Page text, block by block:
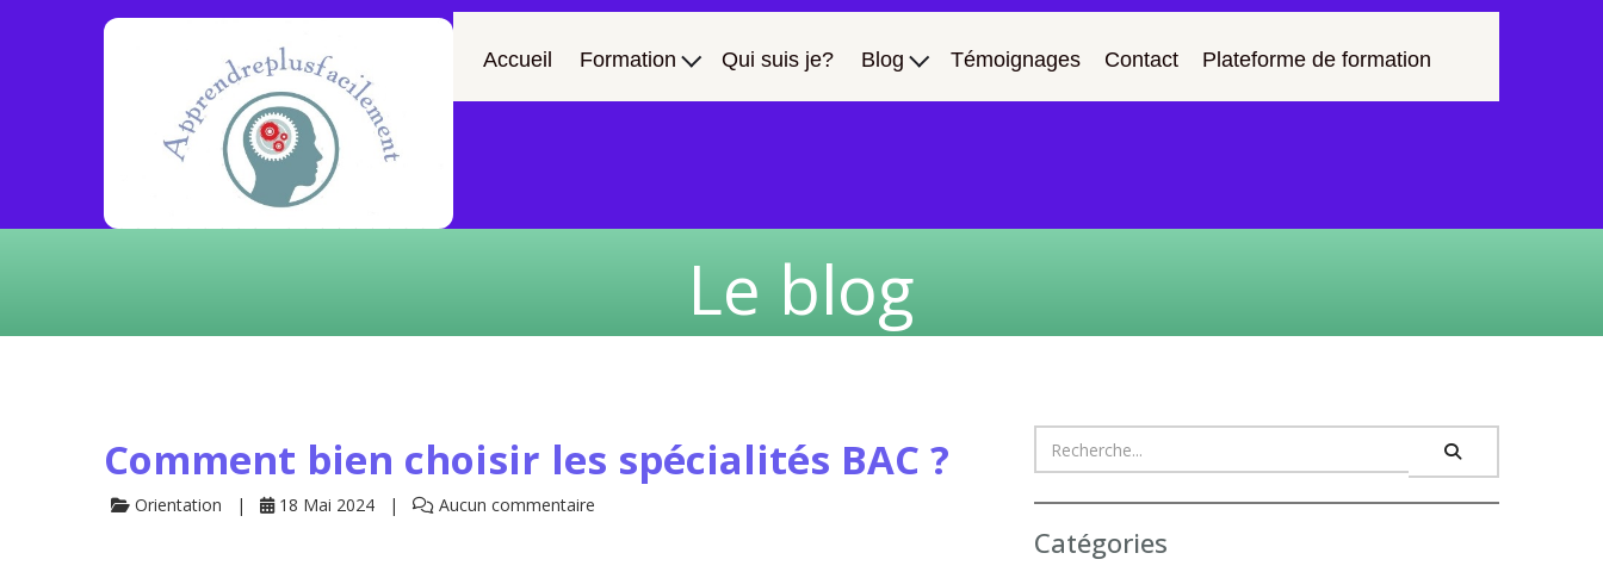
Accueil Formation Qui suis je? Blog Témoignages Contact Plateforme de formation
Le blog
Comment bien choisir les spécialités BAC ?
Orientation 18 Mai 2024 Aucun commentaire
Catégories